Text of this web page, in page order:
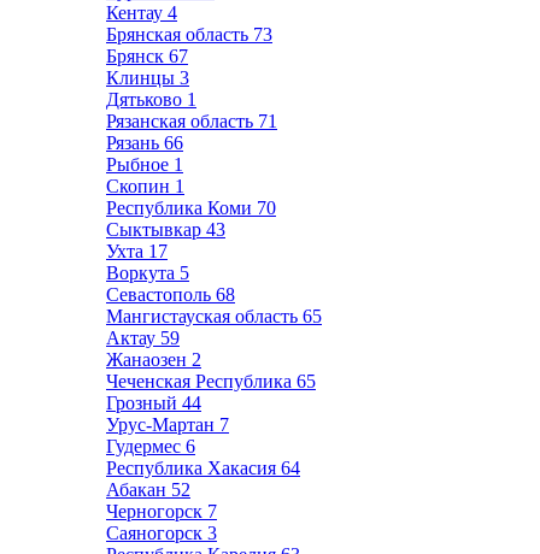
Кентау 4
Брянская область 73
Брянск 67
Клинцы 3
Дятьково 1
Рязанская область 71
Рязань 66
Рыбное 1
Скопин 1
Республика Коми 70
Сыктывкар 43
Ухта 17
Воркута 5
Севастополь 68
Мангистауская область 65
Актау 59
Жанаозен 2
Чеченская Республика 65
Грозный 44
Урус-Мартан 7
Гудермес 6
Республика Хакасия 64
Абакан 52
Черногорск 7
Саяногорск 3